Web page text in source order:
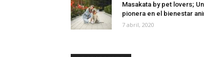
Masakata by pet lovers;
pionera en el bienestar
7 abril, 2020